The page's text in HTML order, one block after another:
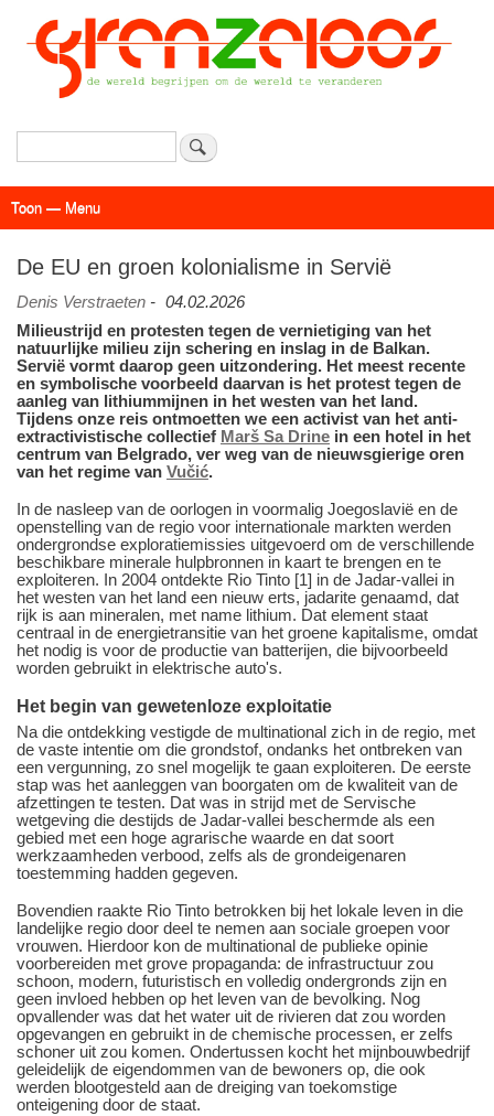
Overslaan
en
naar
de
Zoeken
Menu
Toon — Menu
De EU en groen kolonialisme in Servië
Denis Verstraeten - 04.02.2026
Milieustrijd en protesten tegen de vernietiging van het
natuurlijke milieu zijn schering en inslag in de Balkan.
Servië vormt daarop geen uitzondering. Het meest recente
en symbolische voorbeeld daarvan is het protest tegen de
aanleg van lithiummijnen in het westen van het land.
Tijdens onze reis ontmoetten we een activist van het anti-
extractivistische collectief Marš Sa Drine in een hotel in het
centrum van Belgrado, ver weg van de nieuwsgierige oren
van het regime van Vučić.
In de nasleep van de oorlogen in voormalig Joegoslavië en de
openstelling van de regio voor internationale markten werden
ondergrondse exploratiemissies uitgevoerd om de verschillende
beschikbare minerale hulpbronnen in kaart te brengen en te
exploiteren. In 2004 ontdekte Rio Tinto [1] in de Jadar-vallei in
het westen van het land een nieuw erts, jadarite genaamd, dat
rijk is aan mineralen, met name lithium. Dat element staat
centraal in de energietransitie van het groene kapitalisme, omdat
het nodig is voor de productie van batterijen, die bijvoorbeeld
worden gebruikt in elektrische auto's.
Het begin van gewetenloze exploitatie
Na die ontdekking vestigde de multinational zich in de regio, met
de vaste intentie om die grondstof, ondanks het ontbreken van
een vergunning, zo snel mogelijk te gaan exploiteren. De eerste
stap was het aanleggen van boorgaten om de kwaliteit van de
afzettingen te testen. Dat was in strijd met de Servische
wetgeving die destijds de Jadar-vallei beschermde als een
gebied met een hoge agrarische waarde en dat soort
werkzaamheden verbood, zelfs als de grondeigenaren
toestemming hadden gegeven.
Bovendien raakte Rio Tinto betrokken bij het lokale leven in die
landelijke regio door deel te nemen aan sociale groepen voor
vrouwen. Hierdoor kon de multinational de publieke opinie
voorbereiden met grove propaganda: de infrastructuur zou
schoon, modern, futuristisch en volledig ondergronds zijn en
geen invloed hebben op het leven van de bevolking. Nog
opvallender was dat het water uit de rivieren dat zou worden
opgevangen en gebruikt in de chemische processen, er zelfs
schoner uit zou komen. Ondertussen kocht het mijnbouwbedrijf
geleidelijk de eigendommen van de bewoners op, die ook
werden blootgesteld aan de dreiging van toekomstige
onteigening door de staat.